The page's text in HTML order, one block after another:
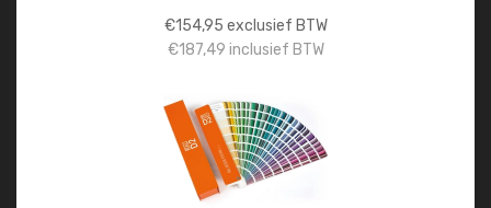
€154,95 exclusief BTW
€187,49 inclusief BTW